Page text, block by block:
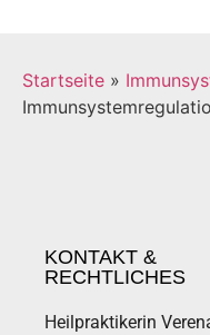
Startseite »
KONTAKT &
RECHTLICHES
Heilpraktikerin